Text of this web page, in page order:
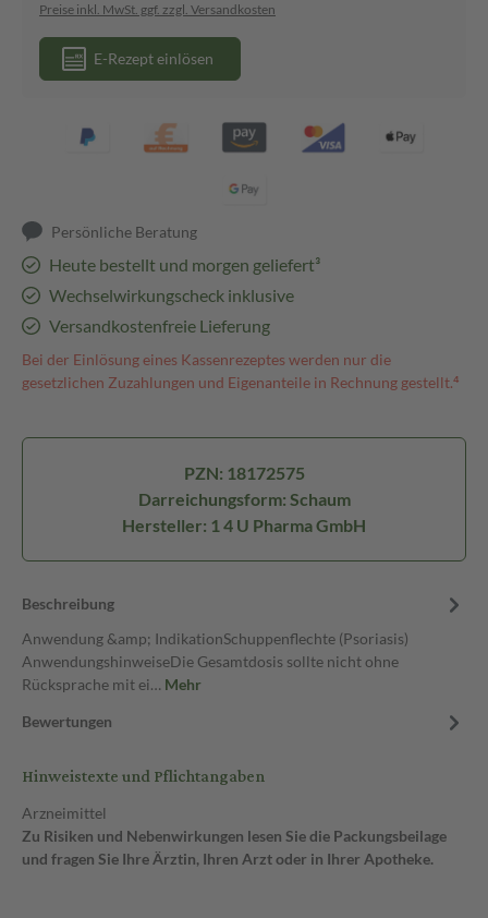
Preise inkl. MwSt. ggf. zzgl. Versandkosten
E-Rezept einlösen
Persönliche Beratung
Heute bestellt und morgen geliefert³
Wechselwirkungscheck inklusive
Versandkostenfreie Lieferung
Bei der Einlösung eines Kassenrezeptes werden nur die
gesetzlichen Zuzahlungen und Eigenanteile in Rechnung gestellt.⁴
PZN: 18172575
Darreichungsform: Schaum
Hersteller: 1 4 U Pharma GmbH
Beschreibung
Anwendung &amp; IndikationSchuppenflechte (Psoriasis)
AnwendungshinweiseDie Gesamtdosis sollte nicht ohne
Rücksprache mit ei… Mehr
Bewertungen
Hinweistexte und Pflichtangaben
Arzneimittel
Zu Risiken und Nebenwirkungen lesen Sie die Packungsbeilage
und fragen Sie Ihre Ärztin, Ihren Arzt oder in Ihrer Apotheke.